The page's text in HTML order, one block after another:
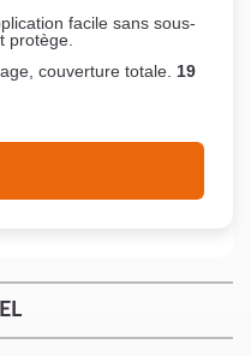
facile sans sous-
protège.
couverture totale. 19